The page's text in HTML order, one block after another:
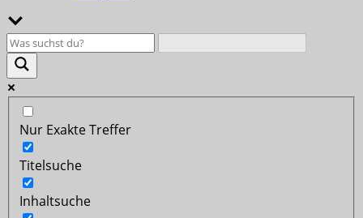
Nur Exakte Treffer
Titelsuche
Inhaltsuche